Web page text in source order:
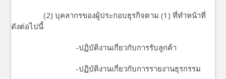
(2) บุคลากรของผู้ประกอบธุรกิจตาม (1) ที่ทำหน้าที่
ดังต่อไปนี้
-ปฏิบัติงานเกี่ยวกับการรับลูกค้า
-ปฏิบัติงานเกี่ยวกับการรายงานธุรกรรม